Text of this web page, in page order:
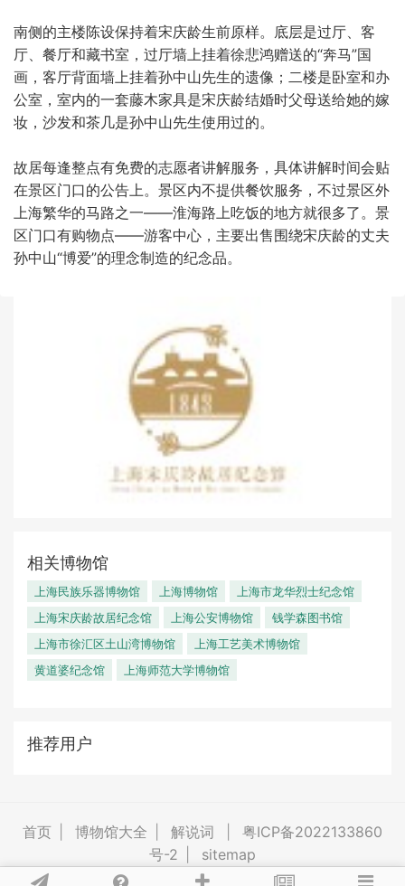
南侧的主楼陈设保持着宋庆龄生前原样。底层是过厅、客
厅、餐厅和藏书室，过厅墙上挂着徐悲鸿赠送的“奔马”国
画，客厅背面墙上挂着孙中山先生的遗像；二楼是卧室和办
公室，室内的一套藤木家具是宋庆龄结婚时父母送给她的嫁
妆，沙发和茶几是孙中山先生使用过的。
故居每逢整点有免费的志愿者讲解服务，具体讲解时间会贴
在景区门口的公告上。景区内不提供餐饮服务，不过景区外
上海繁华的马路之一——淮海路上吃饭的地方就很多了。景
区门口有购物点——游客中心，主要出售围绕宋庆龄的丈夫
孙中山“博爱”的理念制造的纪念品。
相关博物馆
上海民族乐器博物馆 上海博物馆
上海市龙华烈士纪念馆
上海宋庆龄故居纪念馆
上海公安博物馆
钱学森图书馆
上海市徐汇区土山湾博物馆
上海工艺美术博物馆
黄道婆纪念馆
上海师范大学博物馆
推荐用户
首页 博物馆大全 解说词
粤ICP备2022133860
号-2
sitemap